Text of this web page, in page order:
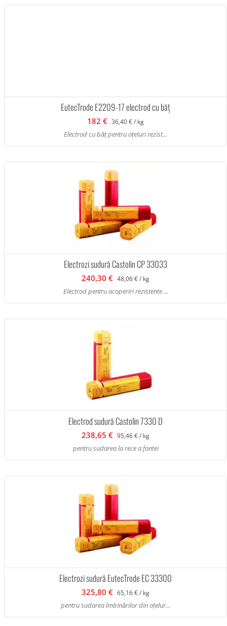
EutecTrode E2209-17 electrod cu băț
182 € 36,40 € / kg
Electrod cu băț pentru oțeluri rezist...
Electrozi sudură Castolin CP 33033
240,30 € 48,06 € / kg
Electrod pentru acoperiri rezistente ...
Electrod sudură Castolin 7330 D
238,65 € 95,46 € / kg
pentru sudarea la rece a fontei
Electrozi sudură EutecTrode EC 33300
325,80 € 65,16 € / kg
pentru sudarea îmbinărilor din oțelur...